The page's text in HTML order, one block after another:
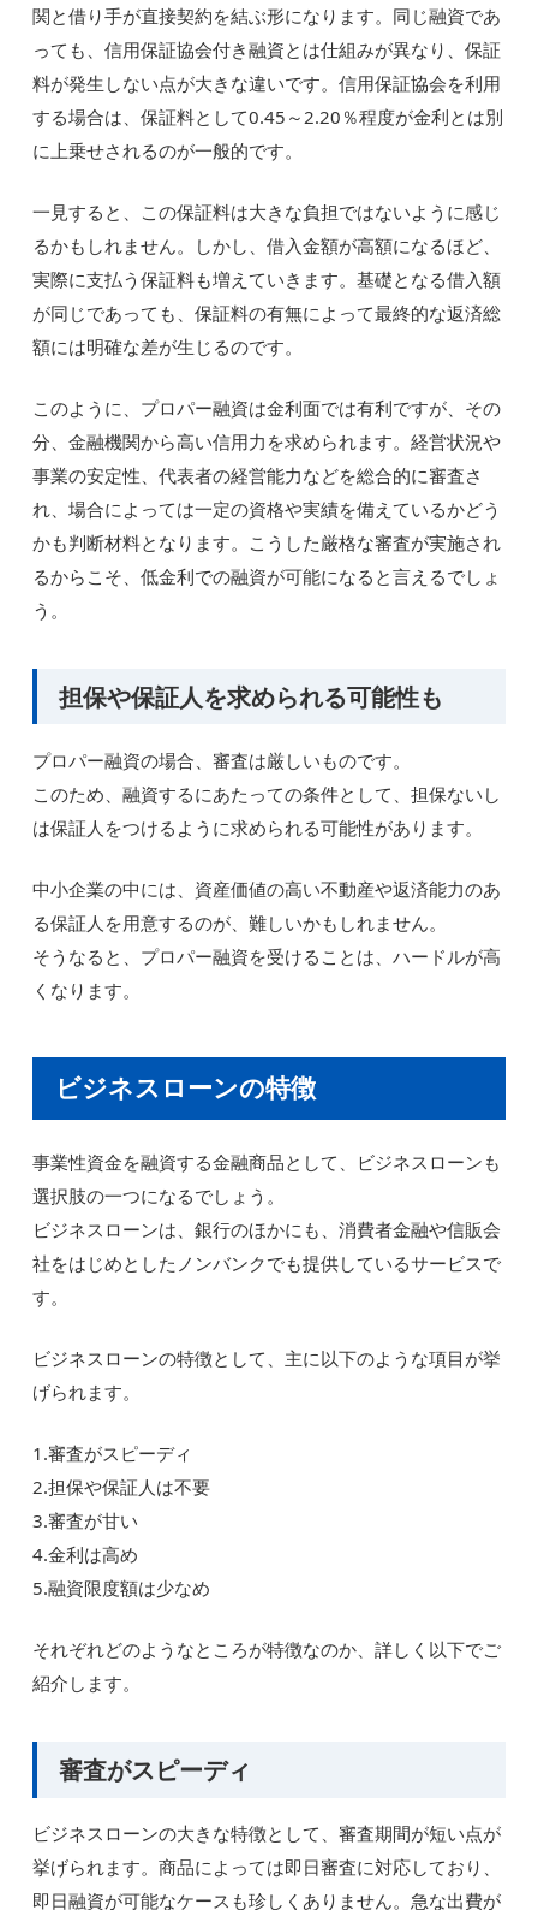
関と借り手が直接契約を結ぶ形になります。同じ融資であ
っても、信用保証協会付き融資とは仕組みが異なり、保証
料が発生しない点が大きな違いです。信用保証協会を利用
する場合は、保証料として0.45～2.20％程度が金利とは別
に上乗せされるのが一般的です。
一見すると、この保証料は大きな負担ではないように感じ
るかもしれません。しかし、借入金額が高額になるほど、
実際に支払う保証料も増えていきます。基礎となる借入額
が同じであっても、保証料の有無によって最終的な返済総
額には明確な差が生じるのです。
このように、プロパー融資は金利面では有利ですが、その
分、金融機関から高い信用力を求められます。経営状況や
事業の安定性、代表者の経営能力などを総合的に審査さ
れ、場合によっては一定の資格や実績を備えているかどう
かも判断材料となります。こうした厳格な審査が実施され
るからこそ、低金利での融資が可能になると言えるでしょ
う。
担保や保証人を求められる可能性も
プロパー融資の場合、審査は厳しいものです。
このため、融資するにあたっての条件として、担保ないし
は保証人をつけるように求められる可能性があります。
中小企業の中には、資産価値の高い不動産や返済能力のあ
る保証人を用意するのが、難しいかもしれません。
そうなると、プロパー融資を受けることは、ハードルが高
くなります。
ビジネスローンの特徴
事業性資金を融資する金融商品として、ビジネスローンも
選択肢の一つになるでしょう。
ビジネスローンは、銀行のほかにも、消費者金融や信販会
社をはじめとしたノンバンクでも提供しているサービスで
す。
ビジネスローンの特徴として、主に以下のような項目が挙
げられます。
1.審査がスピーディ
2.担保や保証人は不要
3.審査が甘い
4.金利は高め
5.融資限度額は少なめ
それぞれどのようなところが特徴なのか、詳しく以下でご
紹介します。
審査がスピーディ
ビジネスローンの大きな特徴として、審査期間が短い点が
挙げられます。商品によっては即日審査に対応しており、
即日融資が可能なケースも珍しくありません。急な出費が